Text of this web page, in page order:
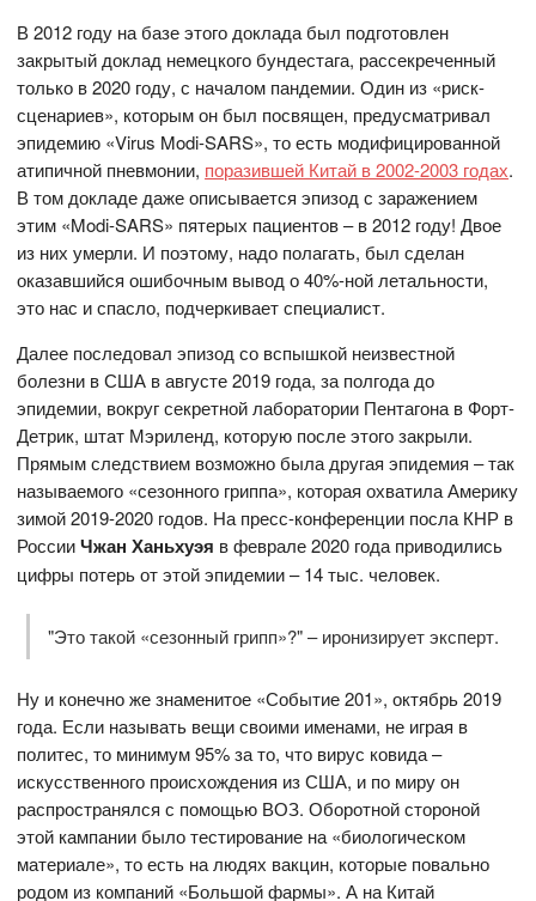
В 2012 году на базе этого доклада был подготовлен
закрытый доклад немецкого бундестага, рассекреченный
только в 2020 году, с началом пандемии. Один из «риск-
сценариев», которым он был посвящен, предусматривал
эпидемию «Virus Modi-SARS», то есть модифицированной
атипичной пневмонии, поразившей Китай в 2002-2003 годах.
В том докладе даже описывается эпизод с заражением
этим «Modi-SARS» пятерых пациентов – в 2012 году! Двое
из них умерли. И поэтому, надо полагать, был сделан
оказавшийся ошибочным вывод о 40%-ной летальности,
это нас и спасло, подчеркивает специалист.
Далее последовал эпизод со вспышкой неизвестной
болезни в США в августе 2019 года, за полгода до
эпидемии, вокруг секретной лаборатории Пентагона в Форт-
Детрик, штат Мэриленд, которую после этого закрыли.
Прямым следствием возможно была другая эпидемия – так
называемого «сезонного гриппа», которая охватила Америку
зимой 2019-2020 годов. На пресс-конференции посла КНР в
РоссииЧжан Ханьхуэя в феврале 2020 года приводились
цифры потерь от этой эпидемии – 14 тыс. человек.
"Это такой «сезонный грипп»?" – иронизирует эксперт.
Ну и конечно же знаменитое «Событие 201», октябрь 2019
года. Если называть вещи своими именами, не играя в
политес, то минимум 95% за то, что вирус ковида –
искусственного происхождения из США, и по миру он
распространялся с помощью ВОЗ. Оборотной стороной
этой кампании было тестирование на «биологическом
материале», то есть на людях вакцин, которые повально
родом из компаний «Большой фармы». А на Китай